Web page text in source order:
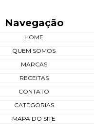
Navegação
HOME
QUEM SOMOS
MARCAS
RECEITAS
CONTATO
CATEGORIAS
MAPA DO SITE